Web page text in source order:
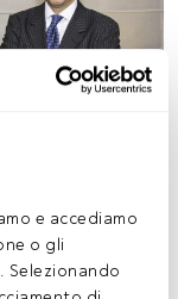
e accediamo
o gli